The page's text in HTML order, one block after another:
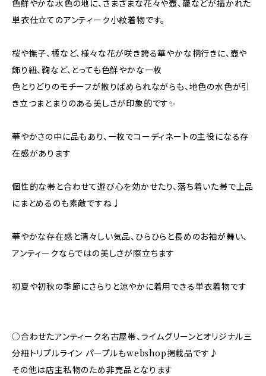
色鮮やかな水色の地に、さまざまな花々や壺、籠などが描かれた
単衣仕立てのアンティーク小紋着物です。
桜や撫子、橘など、様々な花が咲き誇る華やかな柄行きに、壺や
飾り紐、鞠など、とっても色鮮やかな一枚
色とりどりのモチーフが散りばめられながらも、地色の水色が引
き立つまとまりのある美しさが印象的です✨
華やかさの中に品もあり、一枚でコーディネートの主役になる存
在感があります
個性的な帯と合わせて遊び心を効かせたり、落ち着いた帯で上品
にまとめるのも素敵ですね♩
華やかな存在感と清々しい気品、ひらひらと長めのお袖が舞い、
アンティークならではの美しさが際立ちます
初夏や初秋の季節にさらりと涼やかに着用できる単衣着物です
○合わせたアンティーク名古屋帯、ライムグリーンとオリジナル三
分紐トリプルライン パープルもwebshop掲載品です♪
その他は店主私物のため非売品となります